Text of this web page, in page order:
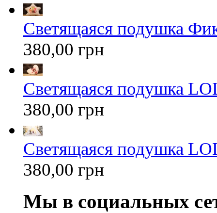
Светящаяся подушка
380,00 грн
Светящаяся подушка
380,00 грн
Светящаяся подушка
380,00 грн
Мы в социальных